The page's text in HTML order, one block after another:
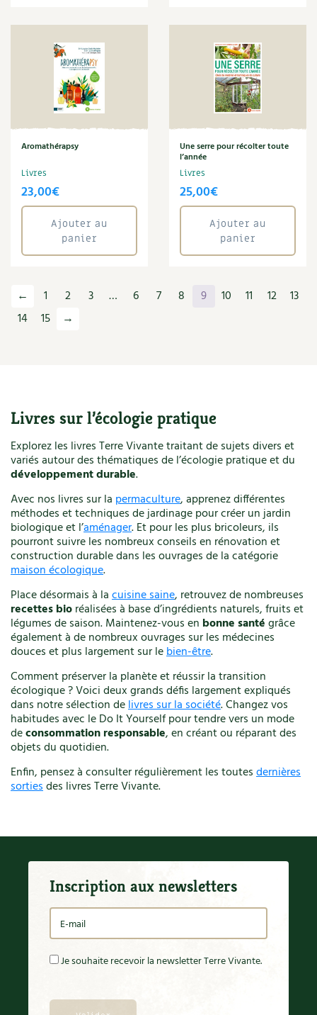
Rémi Kulik
Rénovation
Rotation
Sandwich
Sans gluten
Santé
Savon
Séchoir solaire
Serge Schall
Sol
Sophie Graverand
Sport
Tous les...
Vannerie
Végétal
Vélo
Verger
Vêtements
Ville
Vin
Vincent Albouy
Annuler les filtres
Aromathérapsy
Livres
23,00€
Ajouter au
panier
Une serre pour récolter toute
l’année
Livres
25,00€
Ajouter au
panier
← 1 2 3 … 6 7 8 9 10 11 12
13
14
15 →
Livres sur l’écologie pratique
Explorez les livres Terre Vivante traitant de sujets divers et
variés autour des thématiques de l’écologie pratique et du
développement durable.
Avec nos livres sur la permaculture, apprenez différentes
méthodes et techniques de jardinage pour créer un jardin
biologique et l’aménager. Et pour les plus bricoleurs, ils
pourront suivre les nombreux conseils en rénovation et
construction durable dans les ouvrages de la catégorie
maison écologique.
Place désormais à lacuisine saine, retrouvez de nombreuses
recettes bioréalisées à base d’ingrédients naturels, fruits et
légumes de saison. Maintenez-vous en bonne santégrâce
également à de nombreux ouvrages sur les médecines
douces et plus largement sur lebien-être.
Comment préserver la planète et réussir la transition
écologique ? Voici deux grands défis largement expliqués
dans notre sélection delivres sur la société. Changez vos
habitudes avec le Do It Yourself pour tendre vers un mode
deconsommation responsable, en créant ou réparant des
objets du quotidien.
Enfin, pensez à consulter régulièrement les toutesdernières
sortiesdes livres Terre Vivante.
Inscription aux newsletters
Je souhaite recevoir la newsletter Terre Vivante.